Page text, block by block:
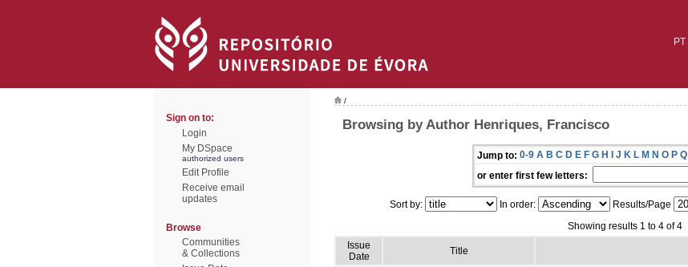
PT
Sign on to:
Login
My DSpace
authorized users
Edit Profile
Receive email
updates
Browse
Communities
& Collections
/
Browsing by Author Henriques, Francisco
Jump to: 0-9 A B C D E F G H I J K L M N O P Q
or enter first few letters:
Sort by: In order: Results/Page
Showing results 1 to 4 of 4
Issue
Date
Title